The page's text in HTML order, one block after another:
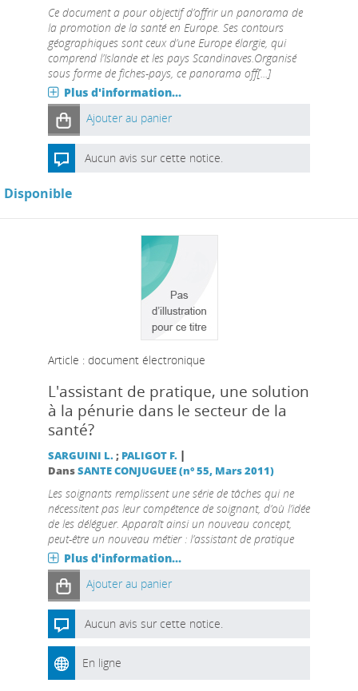
Ce document a pour objectif d’offrir un panorama de
la promotion de la santé en Europe. Ses contours
géographiques sont ceux d’une Europe élargie, qui
comprend l’Islande et les pays Scandinaves.Organisé
sous forme de fiches-pays, ce panorama off[...]
Plus d'information...
Ajouter au panier
Aucun avis sur cette notice.
Disponible
Article : document électronique
L'assistant de pratique, une solution
à la pénurie dans le secteur de la
santé?
SARGUINI L.; PALIGOT F. |
DansSANTE CONJUGUEE (n° 55, Mars 2011)
Les soignants remplissent une série de tâches qui ne
nécessitent pas leur compétence de soignant, d’où l’idée
de les déléguer. Apparaît ainsi un nouveau concept,
peut-être un nouveau métier : l’assistant de pratique
Plus d'information...
Ajouter au panier
Aucun avis sur cette notice.
En ligne